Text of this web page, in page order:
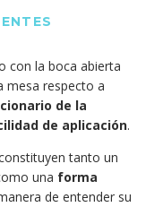
con la boca abierta
mesa respecto a
de la
de aplicación.
tanto un
una forma
de entender su